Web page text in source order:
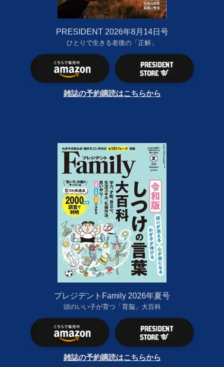
PRESIDENT 2026年8月14日号
ひとりで生きる老後の「正解」
雑誌の予約購読はこちらから
プレジデントFamily 2026年夏号
頭のいい子が育つ「育脳」大百科
雑誌の予約購読はこちらから